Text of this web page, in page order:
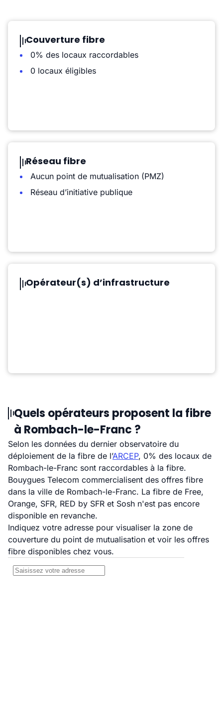
Couverture fibre
0% des locaux raccordables
0 locaux éligibles
Réseau fibre
Aucun point de mutualisation (PMZ)
Réseau d’initiative publique
Opérateur(s) d’infrastructure
Quels opérateurs proposent la fibre
à Rombach-le-Franc ?
Selon les données du dernier observatoire du
déploiement de la fibre de l’ARCEP, 0% des locaux de
Rombach-le-Franc sont raccordables à la fibre.
Bouygues Telecom commercialisent des offres fibre
dans la ville de Rombach-le-Franc. La fibre de Free,
Orange, SFR, RED by SFR et Sosh n'est pas encore
disponible en revanche.
Indiquez votre adresse pour visualiser la zone de
couverture du point de mutualisation et voir les offres
fibre disponibles chez vous.